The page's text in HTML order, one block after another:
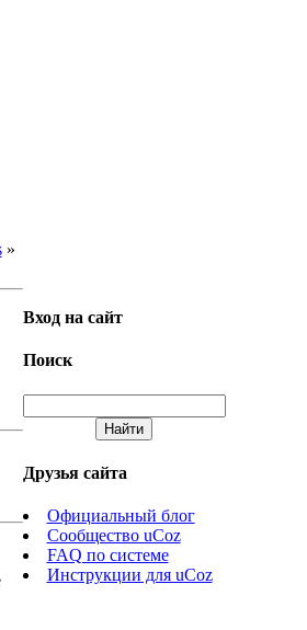
»
Вход на сайт
Поиск
Друзья сайта
Официальный блог
Сообщество uCoz
FAQ по системе
Инструкции для uCoz